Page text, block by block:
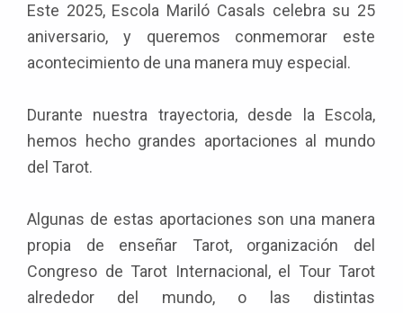
Este 2025, Escola Mariló Casals celebra su 25
aniversario, y queremos conmemorar este
acontecimiento de una manera muy especial.
Durante nuestra trayectoria, desde la Escola,
hemos hecho grandes aportaciones al mundo
del Tarot.
Algunas de estas aportaciones son una manera
propia de enseñar Tarot, organización del
Congreso de Tarot Internacional, el Tour Tarot
alrededor del mundo, o las distintas